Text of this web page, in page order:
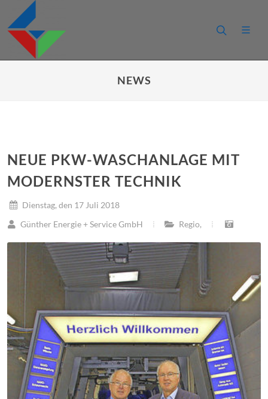
NEWS
NEUE PKW-WASCHANLAGE MIT
MODERNSTER TECHNIK
Dienstag, den 17 Juli 2018
Günther Energie + Service GmbH
Regio,